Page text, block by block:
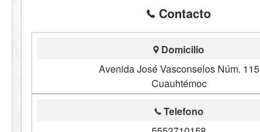
Contacto
Domicilio
Avenida José Vasconselos Núm. 115
Cuauhtémoc
Telefono